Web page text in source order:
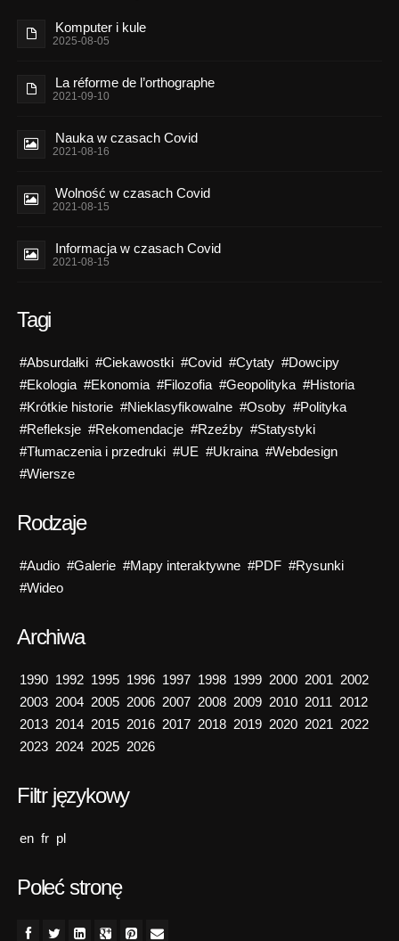
Komputer i kule
2025-08-05
La réforme de l’orthographe
2021-09-10
Nauka w czasach Covid
2021-08-16
Wolność w czasach Covid
2021-08-15
Informacja w czasach Covid
2021-08-15
Tagi
#Absurdałki #Ciekawostki #Covid #Cytaty #Dowcipy
#Ekologia #Ekonomia #Filozofia #Geopolityka #Historia
#Krótkie historie #Nieklasyfikowalne #Osoby #Polityka
#Refleksje #Rekomendacje #Rzeźby #Statystyki
#Tłumaczenia i przedruki #UE #Ukraina #Webdesign
#Wiersze
Rodzaje
#Audio #Galerie #Mapy interaktywne #PDF #Rysunki
#Wideo
Archiwa
1990 1992 1995 1996 1997 1998 1999 2000 2001 2002
2003 2004 2005 2006 2007 2008 2009 2010 2011 2012
2013 2014 2015 2016 2017 2018 2019 2020 2021 2022
2023 2024 2025 2026
Filtr językowy
en fr pl
Poleć stronę